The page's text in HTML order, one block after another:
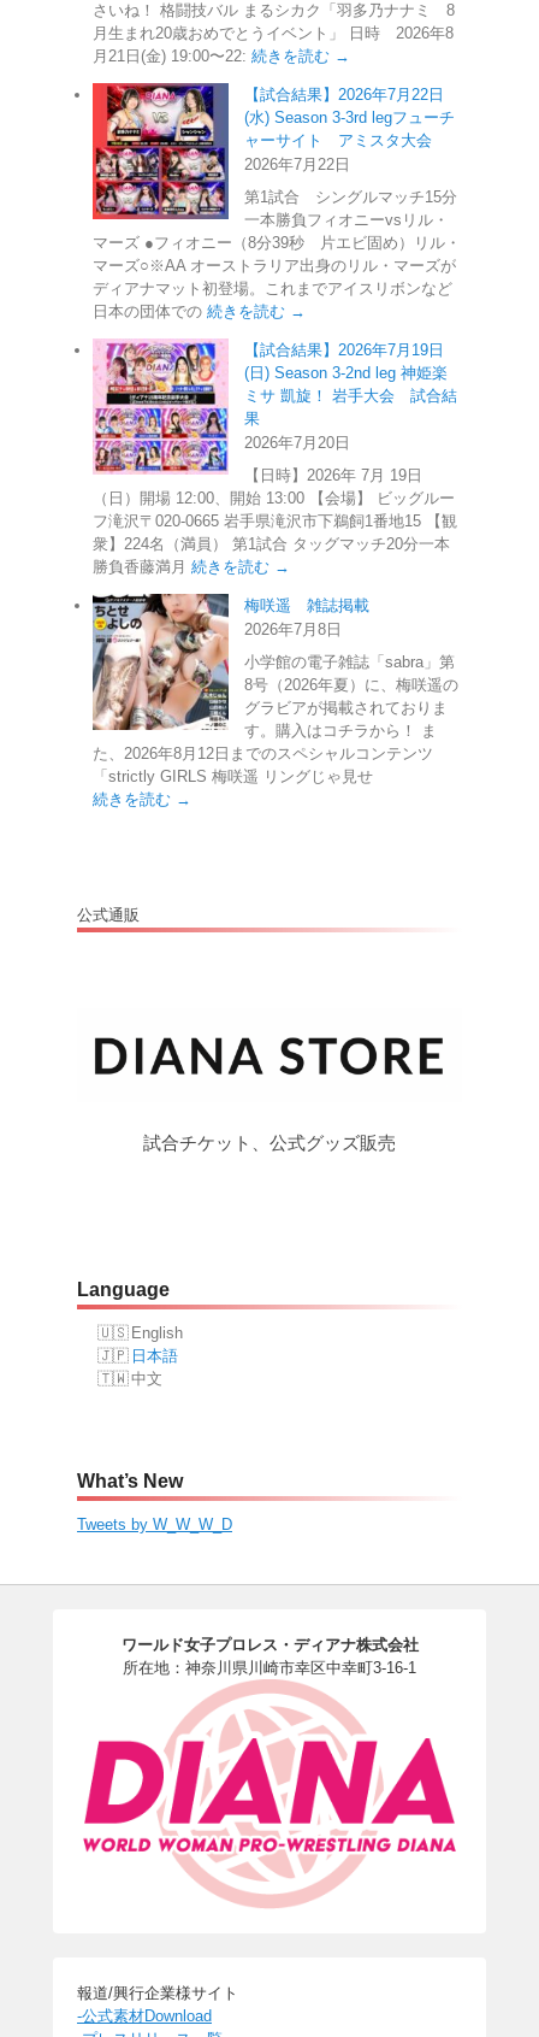
さいね！ 格闘技バル まるシカク「羽多乃ナナミ 8
月生まれ20歳おめでとうイベント」 日時 2026年8
月21日(金) 19:00〜22: 続きを読む →
【試合結果】2026年7月22日
(水) Season 3-3rd legフューチ
ャーサイト アミスタ大会
2026年7月22日
第1試合 シングルマッチ15分
一本勝負フィオニーvsリル・
マーズ ●フィオニー（8分39秒 片エビ固め）リル・
マーズ○※AA オーストラリア出身のリル・マーズが
ディアナマット初登場。これまでアイスリボンなど
日本の団体での 続きを読む →
【試合結果】2026年7月19日
(日) Season 3-2nd leg 神姫楽
ミサ 凱旋！ 岩手大会 試合結
果
2026年7月20日
【日時】2026年 7月 19日
（日）開場 12:00、開始 13:00 【会場】 ビッグルー
フ滝沢〒020-0665 岩手県滝沢市下鵜飼1番地15 【観
衆】224名（満員） 第1試合 タッグマッチ20分一本
勝負香藤満月 続きを読む →
梅咲遥 雑誌掲載
2026年7月8日
小学館の電子雑誌「sabra」第
8号（2026年夏）に、梅咲遥の
グラビアが掲載されておりま
す。購入はコチラから！ ま
た、2026年8月12日までのスペシャルコンテンツ
「strictly GIRLS 梅咲遥 リングじゃ見せ
続きを読む →
公式通販
試合チケット、公式グッズ販売
Language
English
日本語
中文
What’s New
Tweets by W_W_W_D
ワールド女子プロレス・ディアナ株式会社
所在地：神奈川県川崎市幸区中幸町3-16-1
報道/興行企業様サイト
-公式素材Download